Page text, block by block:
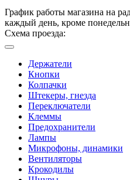
График работы магазина на
каждый день, кроме
Схема проезда:
Держатели
Кнопки
Колпачки
Штекеры, гнезда
Переключатели
Клеммы
Предохранители
Лампы
Микрофоны, динамики
Вентиляторы
Крокодилы